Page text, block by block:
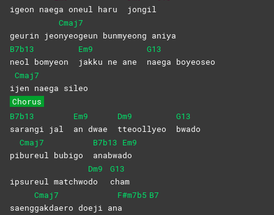
igeon naega oneul haru
jongil
geurin jeo
Cmaj7
nyeogeun bunmyeong aniya
B7b13
neol bomyeon
Em9
jakku ne ane
G13
naega boyeoseo
i
Cmaj7
jen naega sileo
Chorus
B7b13
sarangi jal
Em9
an dwae
Dm9
tteoollyeo
G13
bwado
pi
Cmaj7
bureul bubigo
B7b13
anabwa
Em9
do
ipsureul matchwo
Dm9
do
G13
cham
saeng
Cmaj7
gakdaero doeji an
F#m7b5
a
B7